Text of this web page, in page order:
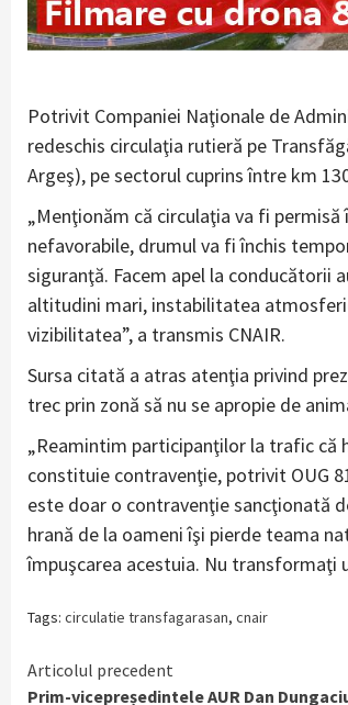
Potrivit Companiei Naţionale de
redeschis circulaţia rutieră pe
Argeş), pe sectorul cuprins între km
„Menţionăm că circulaţia va fi
nefavorabile, drumul va fi închis
siguranţă. Facem apel la conducătorii
altitudini mari, instabilitatea
vizibilitatea”, a transmis CNAIR.
Sursa citată a atras atenţia privind
trec prin zonă să nu se apropie de
„Reamintim participanţilor la trafic că
constituie contravenţie, potrivit OUG
este doar o contravenţie sancţionată
hrană de la oameni îşi pierde teama
împuşcarea acestuia. Nu transformaţi
Tags: circulatie transfagarasan, cnair
Continue
Articolul precedent
Prim-vicepreședintele AUR Dan